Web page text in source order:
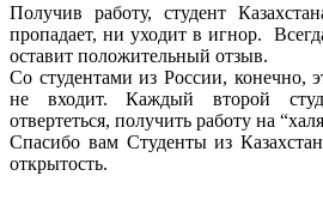
Получив работу, студент
пропадает, ни уходит в игнор.
оставит положительный отзыв.
Со студентами из России, конечно,
не входит. Каждый второй
отвертеться, получить работу на
Спасибо вам Студенты из
открытость.